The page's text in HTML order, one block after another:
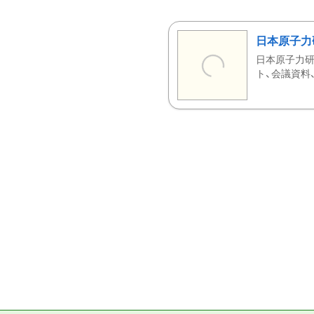
日本原子
日本原子力
ト、会議資